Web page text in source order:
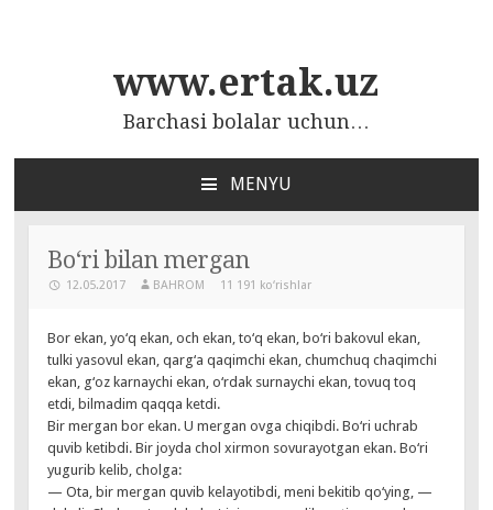
www.ertak.uz
Barchasi bolalar uchun…
MENYU
СОДЕРЖАНИЮ
Bo‘ri bilan mergan
12.05.2017 BAHROM 11 191 ko‘rishlar
Bor ekan, yo‘q ekan, och ekan, to‘q ekan, bo‘ri bakovul ekan,
tulki yasovul ekan, qarg‘a qaqimchi ekan, chumchuq chaqimchi
ekan, g‘oz karnaychi ekan, o‘rdak surnaychi ekan, tovuq toq
etdi, bilmadim qaqqa ketdi.
Bir mergan bor ekan. U mergan ovga chiqibdi. Bo‘ri uchrab
quvib ketibdi. Bir joyda chol xirmon sovurayotgan ekan. Bo‘ri
yugurib kelib, cholga:
— Ota, bir mergan quvib kelayotibdi, meni bekitib qo‘ying, —